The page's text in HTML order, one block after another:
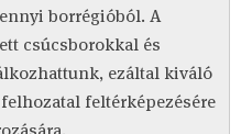
borrégióból. A
csúcsborokkal és
ezáltal kiváló
feltérképezésére